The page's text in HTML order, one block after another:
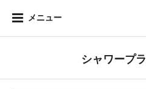
メニュー
シャワープ